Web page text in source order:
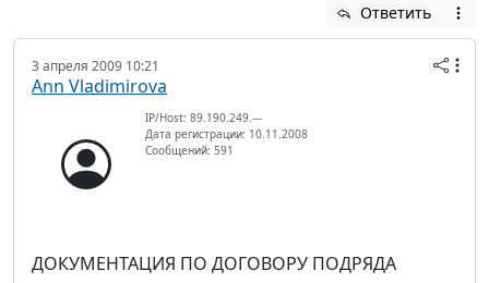
Ответить
3 апреля 2009 10:21
Ann Vladimirova
IP/Host: 89.190.249.---
Дата регистрации: 10.11.2008
Сообщений: 591
ДОКУМЕНТАЦИЯ ПО ДОГОВОРУ ПОДРЯДА